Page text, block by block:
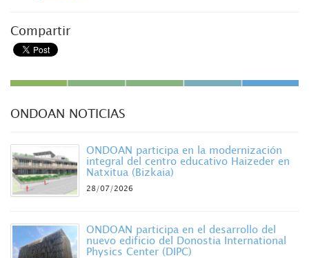
Compartir
ONDOAN NOTICIAS
ONDOAN participa en la modernización
integral del centro educativo Haizeder en
Natxitua (Bizkaia)
28/07/2026
ONDOAN participa en el desarrollo del
nuevo edificio del Donostia International
Physics Center (DIPC)